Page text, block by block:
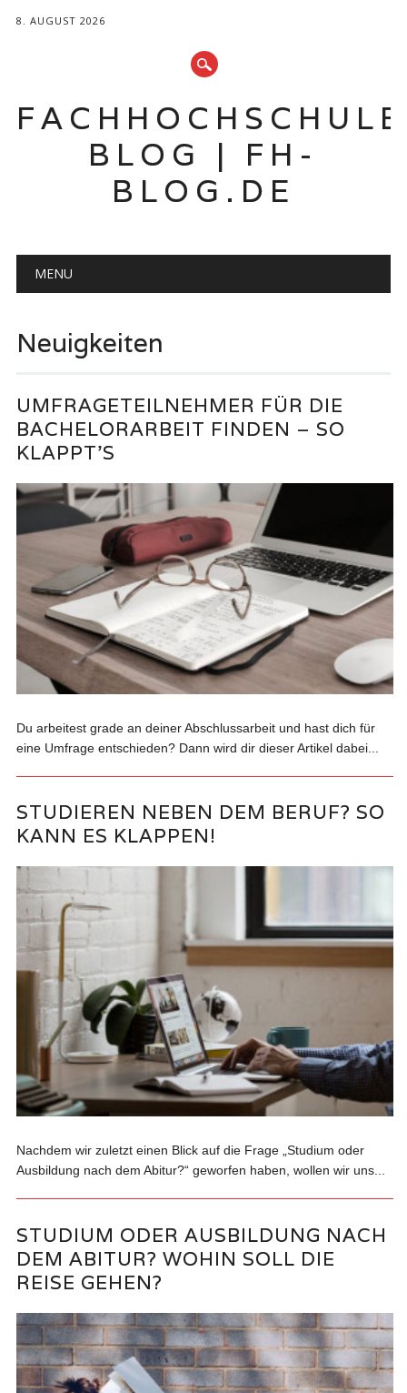
8. AUGUST 2026
BLOG | FH-
BLOG.DE
Hauptmenü
MENU
Neuigkeiten
UMFRAGETEILNEHMER FÜR DIE
BACHELORARBEIT FINDEN – SO
KLAPPT’S
Du arbeitest grade an deiner Abschlussarbeit und hast dich für
eine Umfrage entschieden? Dann wird dir dieser Artikel dabei...
STUDIEREN NEBEN DEM BERUF? SO
KANN ES KLAPPEN!
Nachdem wir zuletzt einen Blick auf die Frage „Studium oder
Ausbildung nach dem Abitur?“ geworfen haben, wollen wir uns...
STUDIUM ODER AUSBILDUNG NACH
DEM ABITUR? WOHIN SOLL DIE
REISE GEHEN?